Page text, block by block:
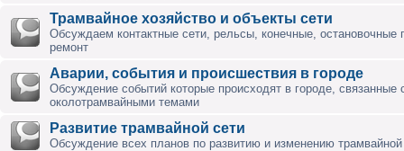
Трамвайное хозяйство и объекты сети
Обсуждаем контактные сети, рельсы, конечные, остановочные
ремонт
Аварии, события и происшествия в городе
Обсуждение событий которые происходят в городе, связанные
околотрамвайными темами
Развитие трамвайной сети
Обсуждение всех планов по развитию и изменению трамвайной